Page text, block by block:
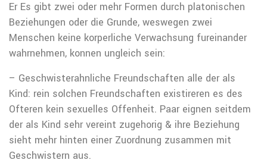
Er Es gibt zwei oder mehr Formen durch platonischen
Beziehungen oder die Grunde, weswegen zwei
Menschen keine korperliche Verwachsung fureinander
wahrnehmen, konnen ungleich sein:
– Geschwisterahnliche Freundschaften alle der als
Kind: rein solchen Freundschaften existireren es des
Ofteren kein sexuelles Offenheit. Paar eignen seitdem
der als Kind sehr vereint zugehorig & ihre Beziehung
sieht mehr hinten einer Zuordnung zusammen mit
Geschwistern aus.